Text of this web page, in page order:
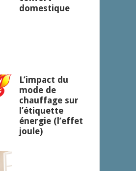
domestique
L’impact du
mode de
chauffage sur
l’étiquette
énergie (l’effet
joule)